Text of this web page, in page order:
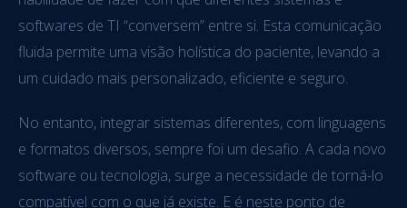
softwares de TI “conversem” entre si. Esta comunicação
fluida permite uma visão holística do paciente, levando a
um cuidado mais personalizado, eficiente e seguro.
No entanto, integrar sistemas diferentes, com linguagens
e formatos diversos, sempre foi um desafio. A cada novo
software ou tecnologia, surge a necessidade de torná-lo
compatível com o que já existe. E é neste ponto de